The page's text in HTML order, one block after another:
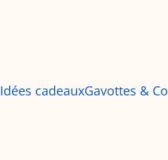
Idées cadeauxGavottes & Co